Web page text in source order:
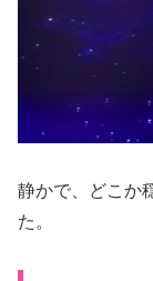
静かで、どこか
た。